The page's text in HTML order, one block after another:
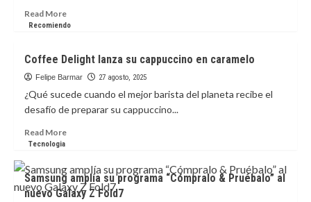
rompen
Read MoreRead
more
lanza
la
serie
el
futuro
TV
para
hoteles
Recomiendo
Coffee Delight lanza su cappuccino en caramelo
Felipe Barmar 27 agosto, 2025
¿Qué sucede cuando el mejor barista del planeta recibe el
desafío de preparar su cappuccino...
Read MoreRead
Coffee
Delight
lanza
Tecnologia
Samsung amplía su programa “Cómpralo & Pruébalo” al
nuevo Galaxy Z Fold7